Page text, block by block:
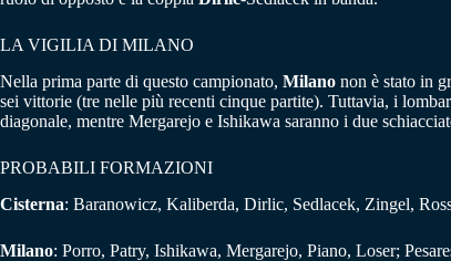
LA VIGILIA DI MILANO
Nella prima parte di questo campionato, Milano non è stato in
sei vittorie (tre nelle più recenti cinque partite). Tuttavia, i
diagonale, mentre Mergarejo e Ishikawa saranno i due
PROBABILI FORMAZIONI
Cisterna: Baranowicz, Kaliberda, Dirlic, Sedlacek, Zingel,
Milano: Porro, Patry, Ishikawa, Mergarejo, Piano, Loser;